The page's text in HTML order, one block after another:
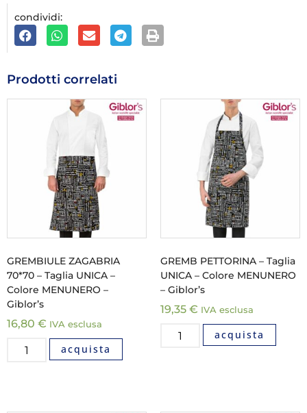
condividi:
Prodotti correlati
GREMBIULE ZAGABRIA
70*70 – Taglia UNICA –
Colore MENUNERO –
Giblor’s
16,80 € IVA esclusa
acquista
GREMB PETTORINA – Taglia
UNICA – Colore MENUNERO
– Giblor’s
19,35 € IVA esclusa
acquista